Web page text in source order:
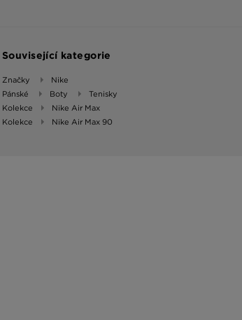
Související kategorie
Značky
Nike
Pánské
Boty
Tenisky
Kolekce
Nike Air Max
Kolekce
Nike Air Max 90